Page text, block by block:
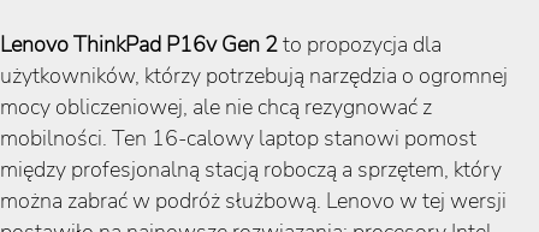
Lenovo ThinkPad P16v Gen 2to propozycja dla
użytkowników, którzy potrzebują narzędzia o ogromnej
mocy obliczeniowej, ale nie chcą rezygnować z
mobilności. Ten 16-calowy laptop stanowi pomost
między profesjonalną stacją roboczą a sprzętem, który
można zabrać w podróż służbową. Lenovo w tej wersji